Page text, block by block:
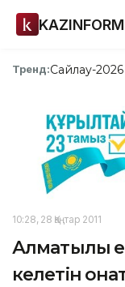
KAZINFORM
Тренд:Сайлау-2026
10:28, 28 Қаңтар 2011
Алматылық
келетін